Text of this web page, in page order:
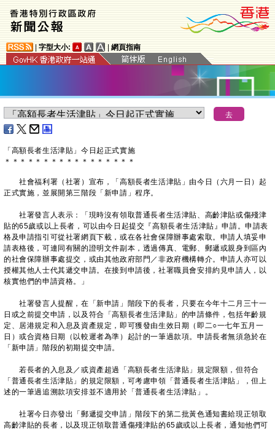
字型大小: 網頁指南
「高額長者生活津貼」今日起正式實施
＊ ＊ ＊ ＊ ＊ ＊ ＊ ＊ ＊ ＊ ＊ ＊ ＊ ＊ ＊ ＊ ＊
社會福利署（社署）宣布，「高額長者生活津貼」由今日（六月一日）起
正式實施，並展開第三階段「新申請」程序。
社署發言人表示：「現時沒有領取普通長者生活津貼、高齡津貼或傷殘津
貼的65歲或以上長者，可以由今日起提交『高額長者生活津貼』申請。申請表
格及申請指引可從社署網頁下載，或在各社會保障辦事處索取。申請人填妥申
請表格後，可連同有關的證明文件副本，透過傳真、電郵、郵遞或親身到區內
的社會保障辦事處提交，或由其他政府部門／非政府機構轉介。申請人亦可以
授權其他人士代其遞交申請。在接到申請後，社署職員會安排約見申請人，以
核實他們的申請資格。」
社署發言人提醒，在「新申請」階段下的長者，只要在今年十二月三十一
日或之前提交申請，以及符合「高額長者生活津貼」的申請條件，包括年齡規
定、居港規定和入息及資產規定，即可獲發由生效日期（即二○一七年五月一
日）或合資格日期（以較遲者為準）起計的一筆過款項。申請長者無須急於在
「新申請」階段的初期提交申請。
若長者的入息及／或資產超過「高額長者生活津貼」規定限額，但符合
「普通長者生活津貼」的規定限額，可考慮申領「普通長者生活津貼」，但上
述的一筆過追溯款項安排並不適用於「普通長者生活津貼」。
社署今日亦發出「郵遞提交申請」階段下的第二批黃色通知書給現正領取
高齡津貼的長者，以及現正領取普通傷殘津貼的65歲或以上長者，通知他們可